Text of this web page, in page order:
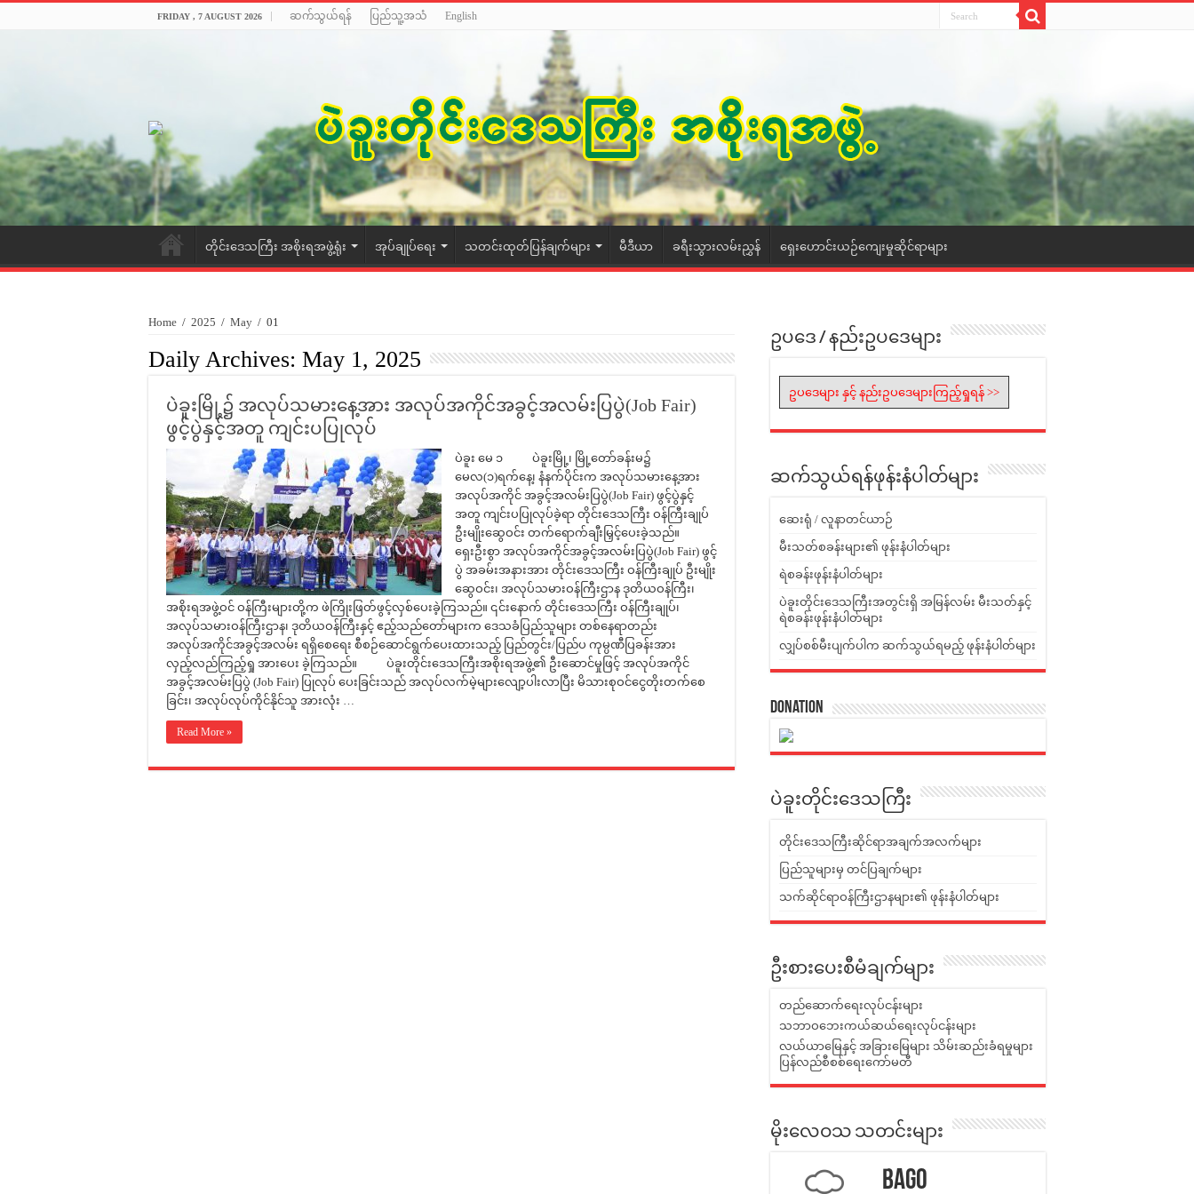
FRIDAY , 7 AUGUST 2026 ဆက်သွယ်ရန် ပြည်သူ့အသံ English
တိုင်းဒေသကြီး အစိုးရအဖွဲ့ရုံး အုပ်ချုပ်ရေး သတင်းထုတ်ပြန်ချက်များ မီဒီယာ ခရီးသွားလမ်းညွှန် ရှေးဟောင်းယဉ်ကျေးမှုဆိုင်ရာများ
Home / 2025 / May / 01
Daily Archives: May 1, 2025
ပဲခူးမြို့၌ အလုပ်သမားနေ့အား အလုပ်အကိုင်အခွင့်အလမ်းပြပွဲ(Job Fair)
ဖွင့်ပွဲနှင့်အတူ ကျင်းပပြုလုပ်
ပဲခူး မေ ၁ ပဲခူးမြို့၊ မြို့တော်ခန်းမ၌
မေလ(၁)ရက်နေ့၊ နံနက်ပိုင်းက အလုပ်သမားနေ့အား
အလုပ်အကိုင် အခွင့်အလမ်းပြပွဲ(Job Fair) ဖွင့်ပွဲနှင့်
အတူ ကျင်းပပြုလုပ်ခဲ့ရာ တိုင်းဒေသကြီး ဝန်ကြီးချုပ်
ဦးမျိုးဆွေဝင်း တက်ရောက်ချီးမြှင့်ပေးခဲ့သည်။
ရှေးဦးစွာ အလုပ်အကိုင်အခွင့်အလမ်းပြပွဲ(Job Fair) ဖွင့်
ပွဲ အခမ်းအနားအား တိုင်းဒေသကြီး ဝန်ကြီးချုပ် ဦးမျိုး
ဆွေဝင်း၊ အလုပ်သမားဝန်ကြီးဌာန ဒုတိယဝန်ကြီး၊
အစိုးရအဖွဲ့ဝင် ဝန်ကြီးများတို့က ဖဲကြိုးဖြတ်ဖွင့်လှစ်ပေးခဲ့ကြသည်။ ၎င်းနောက် တိုင်းဒေသကြီး ဝန်ကြီးချုပ်၊
အလုပ်သမားဝန်ကြီးဌာန၊ ဒုတိယဝန်ကြီးနှင့် ဧည့်သည်တော်များက ဒေသခံပြည်သူများ တစ်နေရာတည်း
အလုပ်အကိုင်အခွင့်အလမ်း ရရှိစေရေး စီစဉ်ဆောင်ရွက်ပေးထားသည့် ပြည်တွင်း/ပြည်ပ ကုမ္ပဏီပြခန်းအား
လှည့်လည်ကြည့်ရှု အားပေး ခဲ့ကြသည်။ ပဲခူးတိုင်းဒေသကြီးအစိုးရအဖွဲ့၏ ဦးဆောင်မှုဖြင့် အလုပ်အကိုင်
အခွင့်အလမ်းပြပွဲ (Job Fair) ပြုလုပ် ပေးခြင်းသည် အလုပ်လက်မဲ့များလျော့ပါးလာပြီး မိသားစုဝင်ငွေတိုးတက်စေ
ခြင်း၊ အလုပ်လုပ်ကိုင်နိုင်သူ အားလုံး …
Read More »
ဥပဒေ / နည်းဥပဒေများ
ဥပဒေများ နှင့် နည်းဥပဒေများကြည့်ရှုရန် >>
ဆက်သွယ်ရန်ဖုန်းနံပါတ်များ
ဆေးရုံ / လူနာတင်ယာဉ်
မီးသတ်စခန်းများ၏ ဖုန်းနံပါတ်များ
ရဲစခန်းဖုန်းနံပါတ်များ
ပဲခူးတိုင်းဒေသကြီးအတွင်းရှိ အမြန်လမ်း မီးသတ်နှင့်
ရဲစခန်းဖုန်းနံပါတ်များ
လျှပ်စစ်မီးပျက်ပါက ဆက်သွယ်ရမည့် ဖုန်းနံပါတ်များ
Donation
ပဲခူးတိုင်းဒေသကြီး
တိုင်းဒေသကြီးဆိုင်ရာအချက်အလက်များ
ပြည်သူများမှ တင်ပြချက်များ
သက်ဆိုင်ရာဝန်ကြီးဌာနများ၏ ဖုန်းနံပါတ်များ
ဦးစားပေးစီမံချက်များ
တည်ဆောက်ရေးလုပ်ငန်းများ
သဘာဝဘေးကယ်ဆယ်ရေးလုပ်ငန်းများ
လယ်ယာမြေနှင့် အခြားမြေများ သိမ်းဆည်းခံရမှုများ
ပြန်လည်စီစစ်ရေးကော်မတီ
မိုးလေဝသ သတင်းများ
Bago